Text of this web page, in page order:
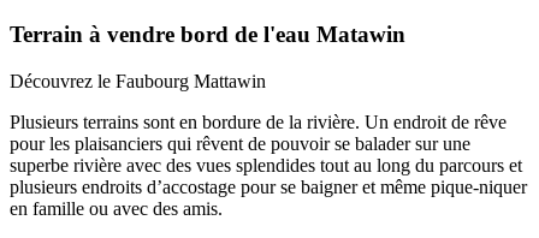
Terrain à vendre bord de l'eau Matawin
Découvrez le Faubourg Mattawin
Plusieurs terrains sont en bordure de la rivière. Un endroit de rêve
pour les plaisanciers qui rêvent de pouvoir se balader sur une
superbe rivière avec des vues splendides tout au long du parcours et
plusieurs endroits d’accostage pour se baigner et même pique-niquer
en famille ou avec des amis.